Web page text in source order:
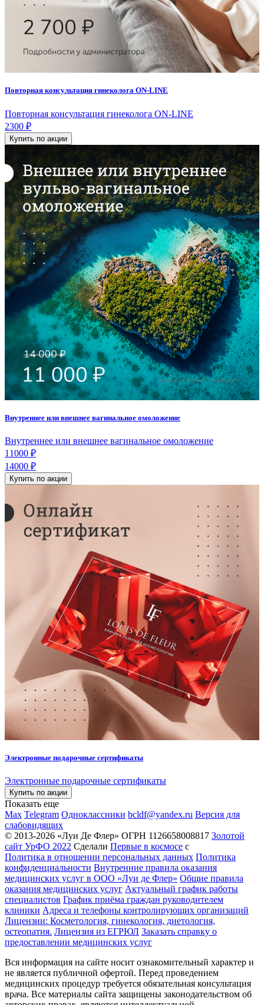
Повторная консультация гинеколога ON-LINE
Повторная консультация гинеколога ON-LINE
2300 ₽
Купить по акции
Внутреннее или внешнее вагинальное омоложение
Внутреннее или внешнее вагинальное омоложение
11000 ₽
14000 ₽
Купить по акции
Электронные подарочные сертификаты
Электронные подарочные сертификаты
Купить по акции
Показать еще
Max Telegram Одноклассники bcldf@yandex.ru Версия для
слабовидящих
© 2013-2026 «Луи Де Флер» ОГРН 1126658008817 Золотой
сайт УрФО 2022 Сделали Первые в космосе с
Политика в отношении персональных данных Политика
конфиденциальности Внутренние правила оказания
медицинских услуг в ООО «Луи де Флер» Общие правила
оказания медицинских услуг Актуальный график работы
специалистов График приёма граждан руководителем
клиники Адреса и телефоны контролирующих организаций
Лицензии: Косметология, гинекология, диетология,
остеопатия. Лицензия из ЕГРЮЛ Заказать справку о
предоставлении медицинских услуг
Вся информация на сайте носит ознакомительный характер и
не является публичной офертой. Перед проведением
медицинских процедур требуется обязательная консультация
врача. Все материалы сайта защищены законодательством об